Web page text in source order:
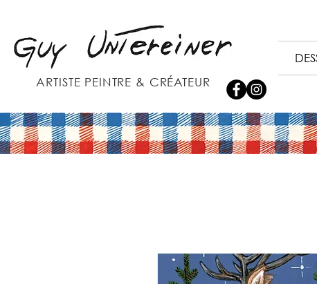
ARTISTE PEINTRE & CRÉATEUR